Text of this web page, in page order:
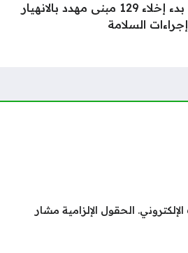
عودة هدد جدة 1447.. بدء إخلاء 129 مبنى مهدد بالانهيار
السلامة
الحقول الإلزامية مشار